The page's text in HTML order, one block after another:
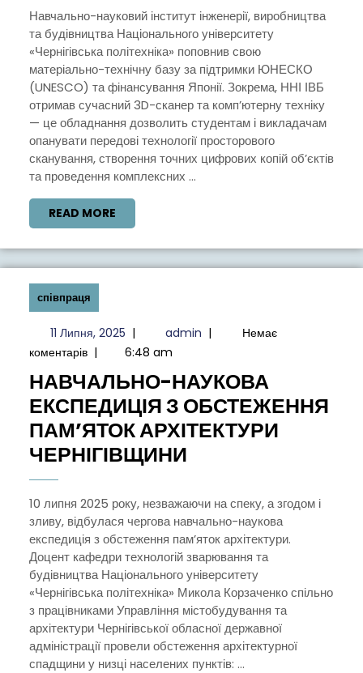
ТА
ОТРИМАВ
СУЧАСНЕ
ЗА
Навчально-науковий інститут інженерії, виробництва
та будівництва Національного університету
«Чернігівська політехніка» поповнив свою
матеріально-технічну базу за підтримки ЮНЕСКО
(UNESCO) та фінансування Японії. Зокрема, ННІ ІВБ
отримав сучасний 3D-сканер та комп’ютерну техніку
— це обладнання дозволить студентам і викладачам
опанувати передові технології просторового
сканування, створення точних цифрових копій об’єктів
та проведення комплексних ...
READ MORE
MORE
співпраця
11 Липня, 202511
Липня,
| admin admin
|
Немає
коментарів | 6:48 am
НАВЧАЛЬНО-НАУКОВА
ЕКСПЕДИЦІЯ З ОБСТЕЖЕННЯ
ПАМ’ЯТОК АРХІТЕКТУРИ
ЧЕРНІГІВЩИНИ
ЕКСПЕДИЦІЯ
З
ОБСТЕЖЕННЯ
ПАМ’ЯТОК
АРХІТЕКТУРИ
ЧЕРНІГІВЩИНИ
10 липня 2025 року, незважаючи на спеку, а згодом і
зливу, відбулася чергова навчально-наукова
експедиція з обстеження пам’яток архітектури.
Доцент кафедри технологій зварювання та
будівництва Національного університету
«Чернігівська політехніка» Микола Корзаченко спільно
з працівниками Управління містобудування та
архітектури Чернігівської обласної державної
адміністрації провели обстеження архітектурної
спадщини у низці населених пунктів: ...